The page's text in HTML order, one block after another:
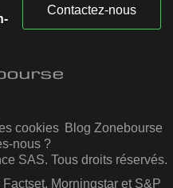
Contactez-nous
cookies Blog Zonebourse
nous ?
SAS. Tous droits réservés.
Morningstar et S&P